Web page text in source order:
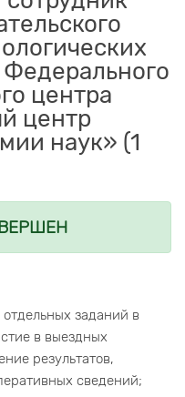
центра
центр
наук» (1
заданий в
в выездных
результатов,
сведений;